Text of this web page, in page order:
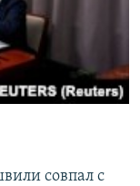
совпал с